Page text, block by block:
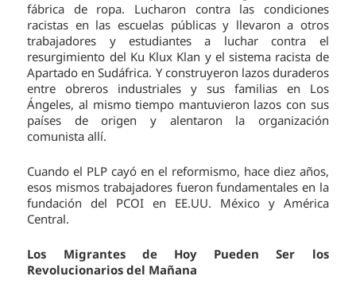
fábrica de ropa. Lucharon contra las condiciones
racistas en las escuelas públicas y llevaron a otros
trabajadores y estudiantes a luchar contra el
resurgimiento del Ku Klux Klan y el sistema racista de
Apartado en Sudáfrica. Y construyeron lazos duraderos
entre obreros industriales y sus familias en Los
Ángeles, al mismo tiempo mantuvieron lazos con sus
países de origen y alentaron la organización
comunista allí.
Cuando el PLP cayó en el reformismo, hace diez años,
esos mismos trabajadores fueron fundamentales en la
fundación del PCOI en EE.UU. México y América
Central.
Los Migrantes de Hoy Pueden Ser los
Revolucionarios del Mañana